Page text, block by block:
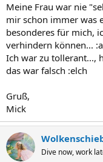
Meine Frau war nie
mir schon immer was
besonderes für mich,
verhindern können...
Ich war zu tollerant...,
das war falsch :elch
Gruß,
Mick
Dive now, work